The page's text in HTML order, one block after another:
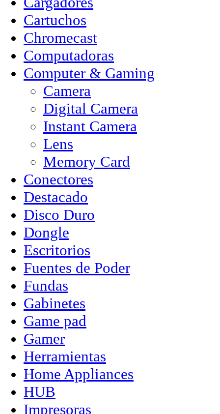
Cartuchos
Chromecast
Computadoras
Computer & Gaming
Camera
Digital Camera
Instant Camera
Lens
Memory Card
Conectores
Destacado
Disco Duro
Dongle
Escritorios
Fuentes de Poder
Fundas
Gabinetes
Game pad
Gamer
Herramientas
Home Appliances
HUB
Impresoras